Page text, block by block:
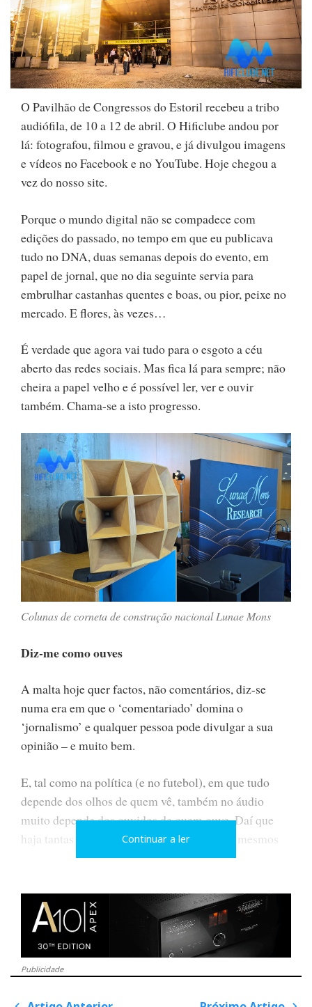
O Pavilhão de Congressos do Estoril recebeu a tribo
audiófila, de 10 a 12 de abril. O Hificlube andou por
lá: fotografou, filmou e gravou, e já divulgou imagens
e vídeos no Facebook e no YouTube. Hoje chegou a
vez do nosso site.
Porque o mundo digital não se compadece com
edições do passado, no tempo em que eu publicava
tudo no DNA, duas semanas depois do evento, em
papel de jornal, que no dia seguinte servia para
embrulhar castanhas quentes e boas, ou pior, peixe no
mercado. E flores, às vezes…
É verdade que agora vai tudo para o esgoto a céu
aberto das redes sociais. Mas fica lá para sempre; não
cheira a papel velho e é possível ler, ver e ouvir
também. Chama-se a isto progresso.
Colunas de corneta de construção nacional Lunae Mons
Diz-me como ouves
A malta hoje quer factos, não comentários, diz-se
numa era em que o ‘comentariado’ domina o
‘jornalismo’ e qualquer pessoa pode divulgar a sua
opinião – e muito bem.
E, tal como na política (e no futebol), em que tudo
depende dos olhos de quem vê, também no áudio
muito depende dos ouvidos de quem ouve. Daí que
haja tantas opiniões contraditórias sobre os mesmos
factos. Que, por serem factos, deviam ser irrefutáveis,
menos extravagantes e coloridas.
Continuar a ler
Publicidade